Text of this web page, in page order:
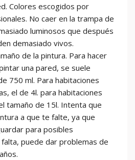
Colores escogidos por
No caer en la trampa de
luminosos que después
demasiado vivos.
de la pintura. Para hacer
una pared, se suele
750 ml. Para habitaciones
el de 4l. para habitaciones
tamaño de 15l. Intenta que
a que te falte, ya que
para posibles
puede dar problemas de